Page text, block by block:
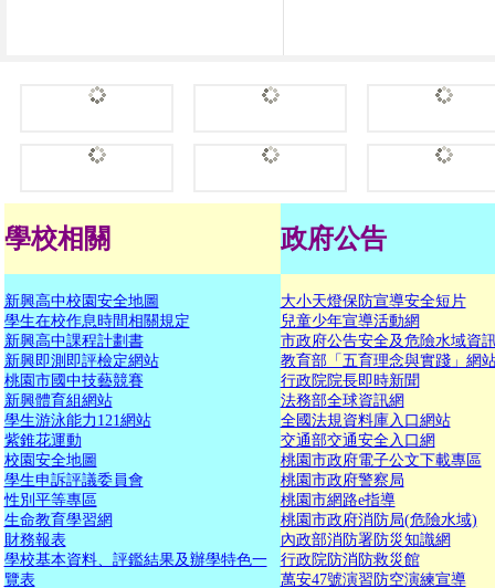
學校相關 政府公告
新興高中校園安全地圖
學生在校作息時間相關規定
新興高中課程計劃書
新興即測即評檢定網站
桃園市國中技藝競賽
新興體育組網站
學生游泳能力121網站
紫錐花運動
校園安全地圖
學生申訴評議委員會
性別平等專區
生命教育學習網
財務報表
學校基本資料、評鑑結果及辦學特色一
覽表
大小天燈保防宣導安全短片
兒童少年宣導活動網
市政府公告安全及危險水域資
教育部「五育理念與實踐」網
行政院院長即時新聞
法務部全球資訊網
全國法規資料庫入口網站
交通部交通安全入口網
桃園市政府電子公文下載專區
桃園市政府警察局
桃園市網路e指導
桃園市政府消防局(危險水域)
內政部消防署防災知識網
行政院防消防救災館
萬安47號演習防空演練宣導